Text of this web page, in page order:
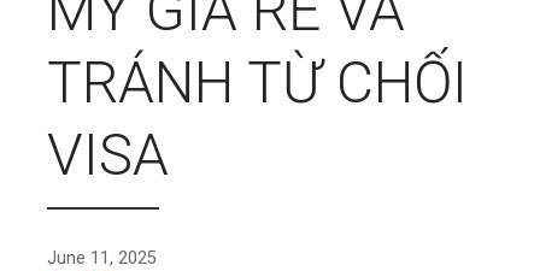
TRÁNH TỪ CHỐI
VISA
June 11, 2025